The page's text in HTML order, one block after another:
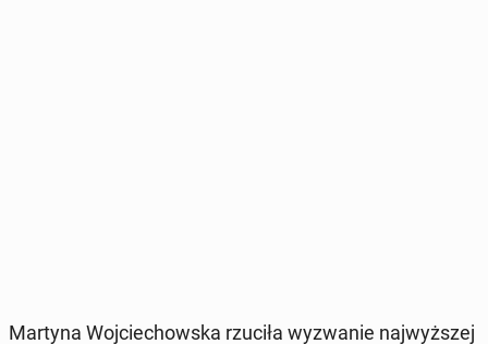
Martyna Woj­cie­chow­ska rzuciła wy­zwa­nie naj­wyż­szej